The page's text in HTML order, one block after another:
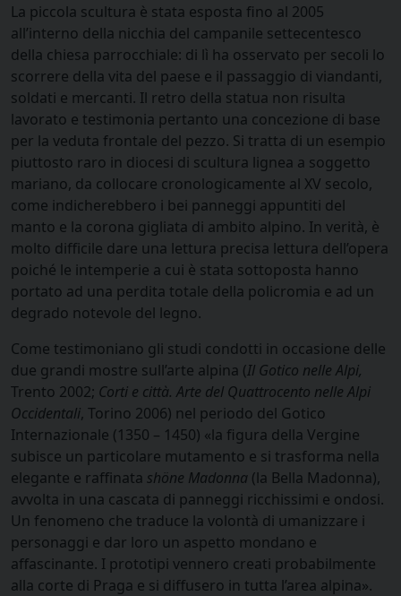
La piccola scultura è stata esposta fino al 2005
all’interno della nicchia del campanile settecentesco
della chiesa parrocchiale: di lì ha osservato per secoli lo
scorrere della vita del paese e il passaggio di viandanti,
soldati e mercanti. Il retro della statua non risulta
lavorato e testimonia pertanto una concezione di base
per la veduta frontale del pezzo. Si tratta di un esempio
piuttosto raro in diocesi di scultura lignea a soggetto
mariano, da collocare cronologicamente al XV secolo,
come indicherebbero i bei panneggi appuntiti del
manto e la corona gigliata di ambito alpino. In verità, è
molto difficile dare una lettura precisa lettura dell’opera
poiché le intemperie a cui è stata sottoposta hanno
portato ad una perdita totale della policromia e ad un
degrado notevole del legno.
Come testimoniano gli studi condotti in occasione delle
due grandi mostre sull’arte alpina (Il Gotico nelle Alpi,
Trento 2002; Corti e città. Arte del Quattrocento nelle Alpi
Occidentali, Torino 2006) nel periodo del Gotico
Internazionale (1350 – 1450) «la figura della Vergine
subisce un particolare mutamento e si trasforma nella
elegante e raffinata shöne Madonna (la Bella Madonna),
avvolta in una cascata di panneggi ricchissimi e ondosi.
Un fenomeno che traduce la volontà di umanizzare i
personaggi e dar loro un aspetto mondano e
affascinante. I prototipi vennero creati probabilmente
alla corte di Praga e si diffusero in tutta l’area alpina».